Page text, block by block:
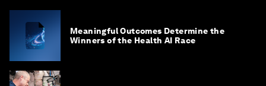
Meaningful Outcomes Determine the
Winners of the Health AI Race